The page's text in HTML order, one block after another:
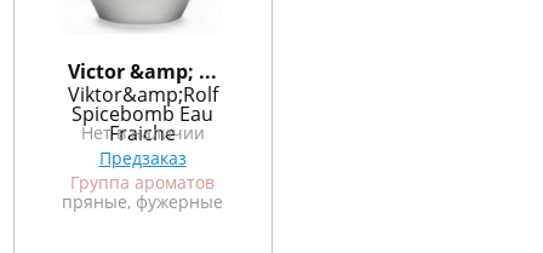
Victor &amp; ...
Viktor&amp;Rolf
Spicebomb Eau
Fraiche
Нет в наличии
Предзаказ
Группа ароматов
пряные, фужерные